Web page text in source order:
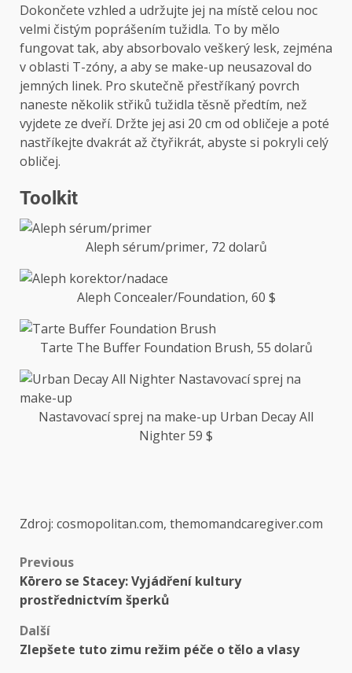
Dokončete vzhled a udržujte jej na místě celou noc
velmi čistým poprášením tužidla. To by mělo
fungovat tak, aby absorbovalo veškerý lesk, zejména
v oblasti T-zóny, a aby se make-up neusazoval do
jemných linek. Pro skutečně přestříkaný povrch
naneste několik střiků tužidla těsně předtím, než
vyjdete ze dveří. Držte jej asi 20 cm od obličeje a poté
nastříkejte dvakrát až čtyřikrát, abyste si pokryli celý
obličej.
Toolkit
Aleph sérum/primer, 72 dolarů
Aleph Concealer/Foundation, 60 $
Tarte The Buffer Foundation Brush, 55 dolarů
Nastavovací sprej na make-up Urban Decay All
Nighter 59 $
Zdroj: cosmopolitan.com, themomandcaregiver.com
Previous
Kōrero se Stacey: Vyjádření kultury
prostřednictvím šperků
Další
Zlepšete tuto zimu režim péče o tělo a vlasy